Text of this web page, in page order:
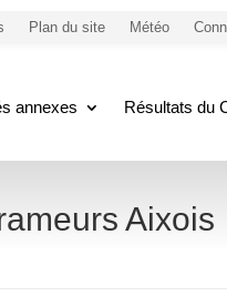
Plan du site Météo
annexes Résultats du
Aixois